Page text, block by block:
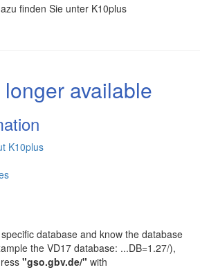
finden Sie unter K10plus
available
K10plus
database and know the database
the VD17 database: ...DB=1.27/),
"gso.gbv.de/" with